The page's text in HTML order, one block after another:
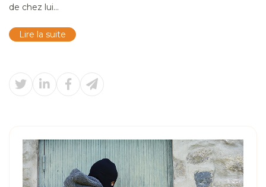
de chez lui...
Lire la suite